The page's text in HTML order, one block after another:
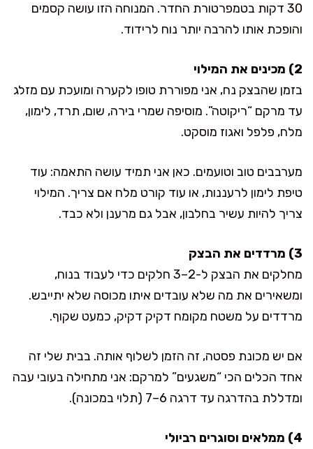
30 דקות בטמפרטורת החדר. המנוחה הזו עושה קסמים
והופכת אותו להרבה יותר נוח לרידוד.
2) מכינים את המילוי
בזמן שהבצק נח, אני מפוררת טופו לקערה ומועכת עם מזלג
עד מרקם “ריקוטה”. מוסיפה שמרי בירה, שום, תרד, לימון,
מלח, פלפל ואגוז מוסקט.
מערבבים טוב וטועמים. כאן אני תמיד עושה התאמה: עוד
טיפת לימון לרעננות, או עוד קורט מלח אם צריך. המילוי
צריך להיות עשיר בחלבון, אבל גם מרענן ולא כבד.
3) מרדדים את הבצק
מחלקים את הבצק ל-2–3 חלקים כדי לעבוד בנוח,
ומשאירים את מה שלא עובדים איתו מכוסה שלא יתייבש.
מרדדים על משטח מקומח דקיק דקיק, כמעט שקוף.
אם יש מכונת פסטה, זה הזמן לשלוף אותה. בבית שלי זה
אחד הכלים הכי “משגעים” למרקם: אני מתחילה בעובי עבה
ומדללת בהדרגה עד דרגה 6–7 (תלוי במכונה).
4) ממלאים וסוגרים רביולי